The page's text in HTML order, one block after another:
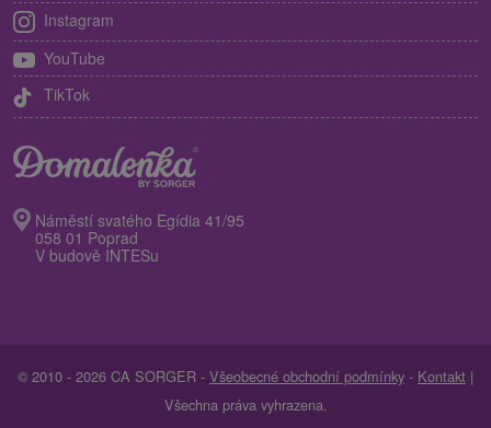
Instagram
YouTube
TikTok
Náměstí svatého Egídia 41/95
058 01 Poprad
V budově INTESu
© 2010 - 2026 CA SORGER - Všeobecné obchodní podmínky - Kontakt |
Všechna práva vyhrazena.